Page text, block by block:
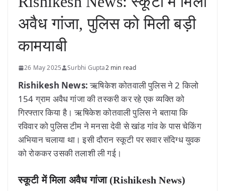
अवैध गांजा, पुलिस को मिली बड़ी
कामयाबी
26 May 2025 Surbhi Gupta2 min read
Rishikesh News:ऋषिकेश कोतवाली पुलिस ने 2 किलो
154 ग्राम अवैध गांजा की तस्करी कर रहे एक व्यक्ति को
गिरफ्तार किया है। ऋषिकेश कोतवाली पुलिस ने बताया कि
रविवार को पुलिस टीम ने मनसा देवी से खांड गांव के पास चेकिंग
अभियान चलाया था। इसी दौरान स्कूटी पर सवार संदिग्ध युवक
को रोककर उसकी तलाशी ली गई।
स्कूटी में मिला अवैध गांजा (Rishikesh News)